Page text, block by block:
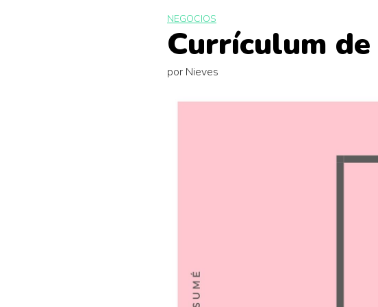
NEGOCIOS
Currículum
por Nieves